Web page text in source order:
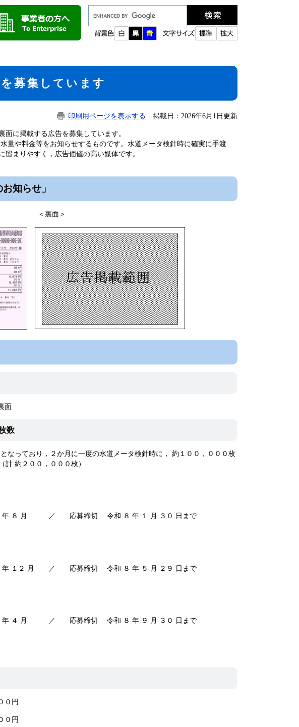
カ
ス
索
募集しています
印刷用ページを表示する 掲載日：2026年6月1日更新
に掲載する広告を募集しています。
量や料金等をお知らせするものです。 水道メータ検針時に確実に手渡
留まりやすく，広告価値の高い媒体です。
知らせ」
面＞
面
数
っており，２か月に一度の水道メータ検針時に， 約１００，０００枚
計 約２００，０００枚）
８ 年 ８ 月 ／ 応募締切 令和 ８ 年 １ 月 ３０ 日まで
年 １２ 月 ／ 応募締切 令和 ８ 年 ５ 月 ２９ 日まで
９ 年 ４ 月 ／ 応募締切 令和 ８ 年 ９ 月 ３０ 日まで
０円
０円